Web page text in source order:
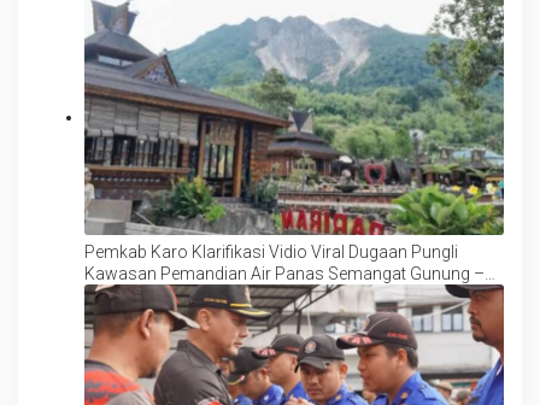
Pemkab Karo Klarifikasi Vidio Viral Dugaan Pungli
Kawasan Pemandian Air Panas Semangat Gunung –
Doulu